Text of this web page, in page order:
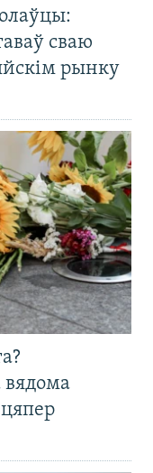
сваю
рынку
вядома
цяпер